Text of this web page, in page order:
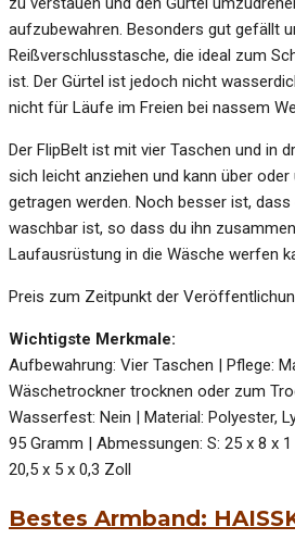
aufzubewahren. Besonders gut gefällt
Reißverschlusstasche, die ideal zum
ist. Der Gürtel ist jedoch nicht
nicht für Läufe im Freien bei nassem
Der FlipBelt ist mit vier Taschen und in
sich leicht anziehen und kann über oder
getragen werden. Noch besser ist,
waschbar ist, so dass du ihn
Laufausrüstung in die Wäsche werfen
Preis zum Zeitpunkt der
Wichtigste Merkmale:
Aufbewahrung: Vier Taschen | Pflege:
Wäschetrockner trocknen oder zum
Wasserfest: Nein | Material: Polyester,
95 Gramm | Abmessungen: S: 25 x 8 x
20,5 x 5 x 0,3 Zoll
Bestes Armband: